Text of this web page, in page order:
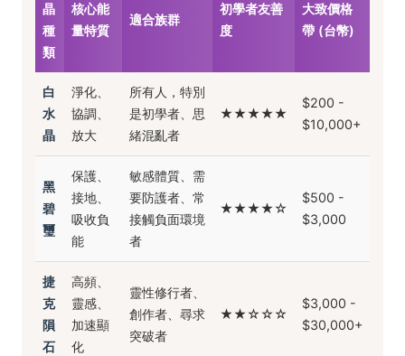
晶
種
類
核心能
量特質
適合族群
初學者友善
度
大致價格
帶 (台幣)
白
水
晶
淨化、
協調、
放大
所有人，特別
是初學者、思
緒混亂者
★★★★★
$200 -
$10,000+
黑
碧
璽
保護、
接地、
吸收負
能
敏感體質、需
要防護者、常
接觸負面環境
者
★★★★☆
$500 -
$3,000
捷
克
隕
石
高頻、
靈感、
加速顯
化
靈性修行者、
創作者、尋求
突破者
★★☆☆☆
$3,000 -
$30,000+